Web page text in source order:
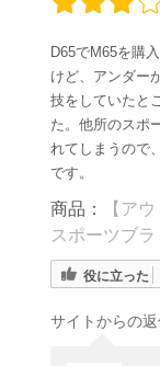
D65でM65を購
けど、アンダー
技をしていたと
た。他所のスポ
れてしまうので
です。
商品：
【ア
スポーツブラ
役に立った
サイトからの